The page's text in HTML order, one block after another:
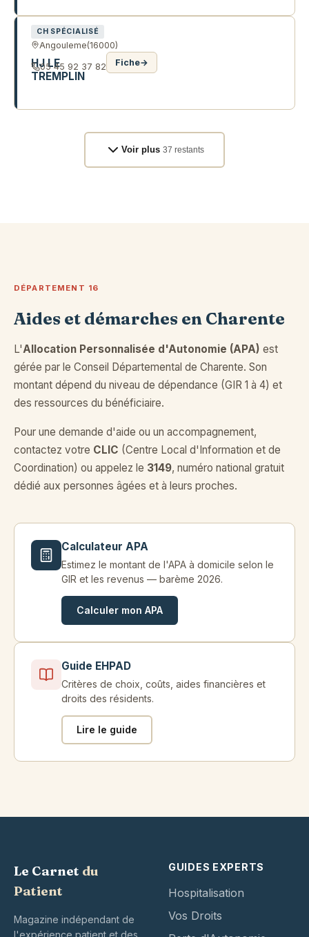
CH SPÉCIALISÉ
Angouleme(16000)
HJ LE
TREMPLIN
05 45 92 37 82 Fiche→
Voir plus 37 restants
DÉPARTEMENT 16
Aides et démarches en Charente
L'Allocation Personnalisée d'Autonomie (APA) est
gérée par le Conseil Départemental de Charente. Son
montant dépend du niveau de dépendance (GIR 1 à 4) et
des ressources du bénéficiaire.
Pour une demande d'aide ou un accompagnement,
contactez votre CLIC (Centre Local d'Information et de
Coordination) ou appelez le 3149, numéro national gratuit
dédié aux personnes âgées et à leurs proches.
Calculateur APA
Estimez le montant de l'APA à domicile selon le
GIR et les revenus — barème 2026.
Calculer mon APA
Guide EHPAD
Critères de choix, coûts, aides financières et
droits des résidents.
Lire le guide
Le Carnet du
Patient
Magazine indépendant de
GUIDES EXPERTS
Hospitalisation
Vos Droits